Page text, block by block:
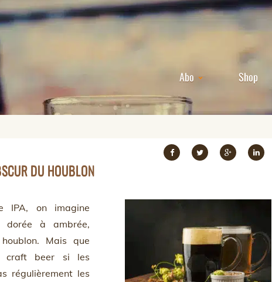
Abo Shop
DU HOUBLON
IPA, on imagine
dorée à ambrée,
Mais que
craft beer si les
régulièrement les